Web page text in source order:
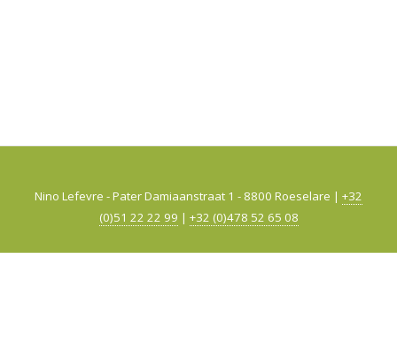
Nino Lefevre - Pater Damiaanstraat 1 - 8800 Roeselare | +32
(0)51 22 22 99 | +32 (0)478 52 65 08